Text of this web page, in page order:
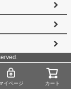
イページ カート